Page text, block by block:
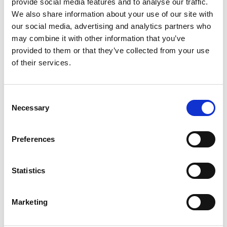
provide social media features and to analyse our traffic.
We also share information about your use of our site with
our social media, advertising and analytics partners who
may combine it with other information that you’ve
provided to them or that they’ve collected from your use
of their services.
Selection
Necessary
Preferences
Statistics
Marketing
Optionale Ausstattung
Serienausstattung